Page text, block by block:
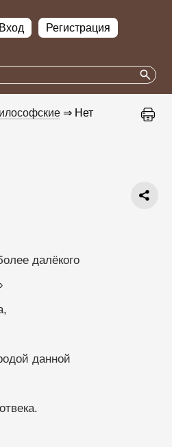
Вход Регистрация
⇒ Нет
далёкого
данной